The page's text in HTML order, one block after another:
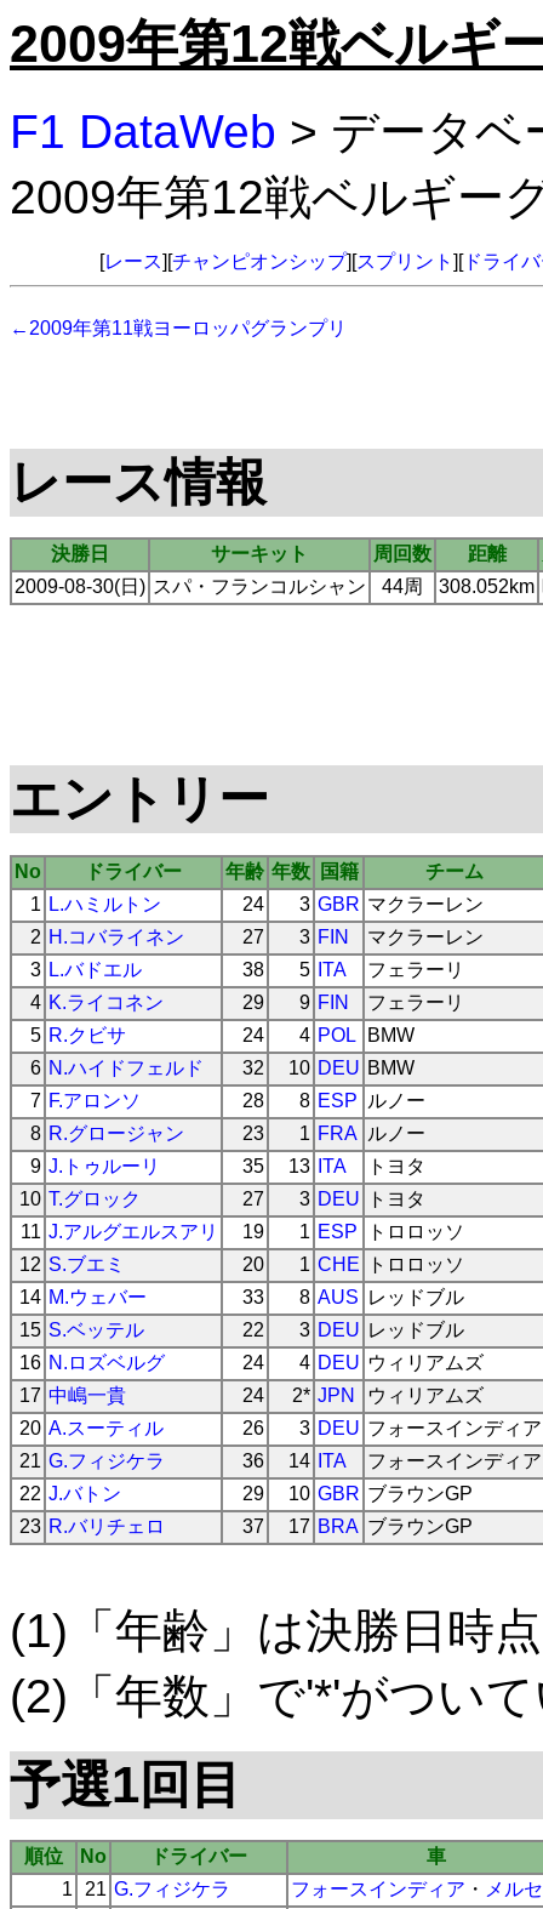
2009年第12戦ベルギ
F1 DataWeb > データ
2009年第12戦ベルギー
[レース][チャンピオンシップ][スプリント ][ドライ
←2009年第11戦ヨーロッパグランプリ
レース情報
決勝日 サーキット 周回数 距離
2009-08-30(日) スパ・フランコルシャン 44周 308.052km
エントリー
No ドライバー 年齢 年数 国籍
チーム
1 L.ハミルトン 24 3 GBR マクラーレン
2 H.コバライネン 27 3 FIN
マクラーレン
3 L.バドエル 38 5 ITA
フェラーリ
4 K.ライコネン 29 9 FIN
フェラーリ
5 R.クビサ 24 4 POL
BMW
6 N.ハイドフェルド 32 10 DEU BMW
7 F.アロンソ 28 8 ESP
ルノー
8 R.グロージャン 23 1 FRA ルノー
9 J.トゥルーリ 35 13 ITA
トヨタ
10 T.グロック 27 3 DEU
トヨタ
11 J.アルグエルスアリ 19 1 ESP
トロロッソ
12 S.ブエミ 20 1 CHE
トロロッソ
14 M.ウェバー 33 8 AUS レッドブル
15 S.ベッテル 22 3 DEU レッドブル
16 N.ロズベルグ 24 4 DEU ウィリアムズ
17 中嶋一貴 24 2* JPN
ウィリアムズ
20 A.スーティル 26 3 DEU フォースインディア
21 G.フィジケラ 36 14 ITA
フォースインディア
22 J.バトン 29 10 GBR ブラウンGP
23 R.バリチェロ 37 17 BRA ブラウンGP
(1)「年齢」は決勝日時点
(2)「年数」で'*'がつい
予選1回目
順位 No ドライバー
車
1
21 G.フィジケラ フォースインディア ・ メル